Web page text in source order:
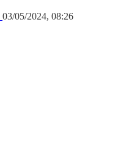
03/05/2024, 08:26